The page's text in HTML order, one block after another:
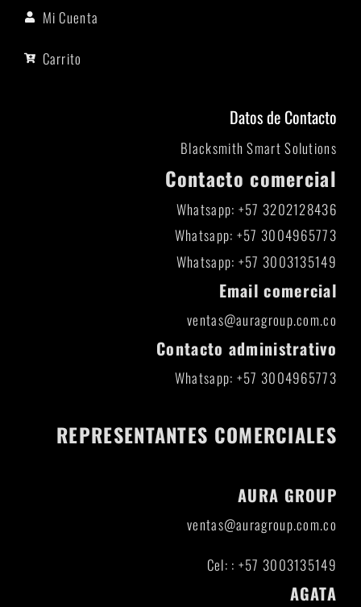
Mi Cuenta
Carrito
Datos de Contacto
Blacksmith Smart Solutions
Contacto comercial
Whatsapp: +57 3202128436
Whatsapp: +57 3004965773
Whatsapp: +57 3003135149
Email comercial
ventas@auragroup.com.co
Contacto administrativo
Whatsapp: +57 3004965773
REPRESENTANTES COMERCIALES
AURA GROUP
ventas@auragroup.com.co
Cel: : +57 3003135149
AGATA